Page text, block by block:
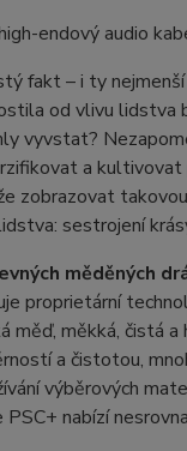
endový audio
fakt – i ty
od vlivu lidstva
vyvstat?
a kultivovat
zobrazovat
sestrojení
měděných
proprietární
měď, měkká, čistá
a čistotou,
výběrových
PSC+ nabízí